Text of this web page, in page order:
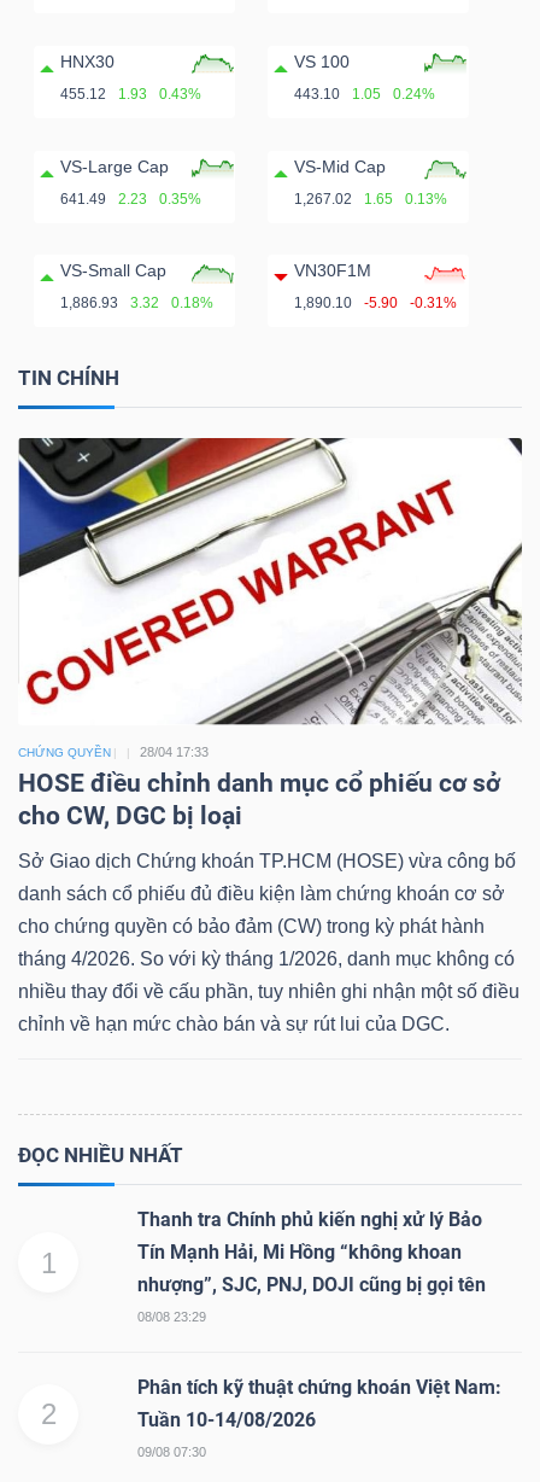
HNX30
455.12 1.93 0.43%
VS 100
443.10 1.05 0.24%
VS-Large Cap
641.49 2.23 0.35%
VS-Mid Cap
1,267.02 1.65 0.13%
VS-Small Cap
1,886.93 3.32 0.18%
VN30F1M
1,890.10 -5.90 -0.31%
TIN CHÍNH
CHỨNG QUYỀN 28/04 17:33
HOSE điều chỉnh danh mục cổ phiếu cơ sở
cho CW, DGC bị loại
Sở Giao dịch Chứng khoán TP.HCM (HOSE) vừa công bố
danh sách cổ phiếu đủ điều kiện làm chứng khoán cơ sở
cho chứng quyền có bảo đảm (CW) trong kỳ phát hành
tháng 4/2026. So với kỳ tháng 1/2026, danh mục không có
nhiều thay đổi về cấu phần, tuy nhiên ghi nhận một số điều
chỉnh về hạn mức chào bán và sự rút lui của DGC.
ĐỌC NHIỀU NHẤT
1
Thanh tra Chính phủ kiến nghị xử lý Bảo
Tín Mạnh Hải, Mi Hồng “không khoan
nhượng”, SJC, PNJ, DOJI cũng bị gọi tên
08/08 23:29
2
Phân tích kỹ thuật chứng khoán Việt Nam:
Tuần 10-14/08/2026
09/08 07:30
tạo
Công
cụ
Truyền
tài
chính
tài
chính